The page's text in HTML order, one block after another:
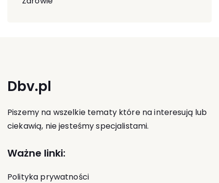
Dbv.pl
Piszemy na wszelkie tematy które na interesują lub
ciekawią, nie jesteśmy specjalistami.
Ważne linki:
Polityka prywatności